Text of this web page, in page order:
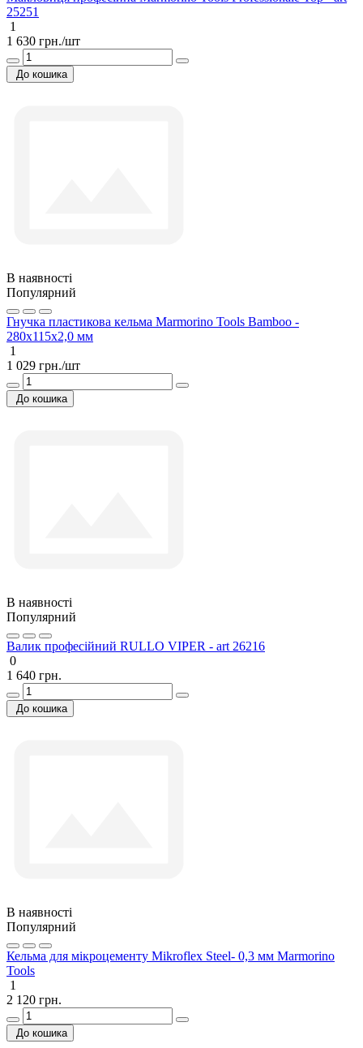
25251
1
1 630 грн./шт
До кошика
В наявності
Популярний
Гнучка пластикова кельма Marmorino Tools Bamboo -
280x115x2,0 мм
1
1 029 грн./шт
До кошика
В наявності
Популярний
Валик професійний RULLO VIPER - art 26216
0
1 640 грн.
До кошика
В наявності
Популярний
Кельма для мікроцементу Mikroflex Steel- 0,3 мм Marmorino
Tools
1
2 120 грн.
До кошика